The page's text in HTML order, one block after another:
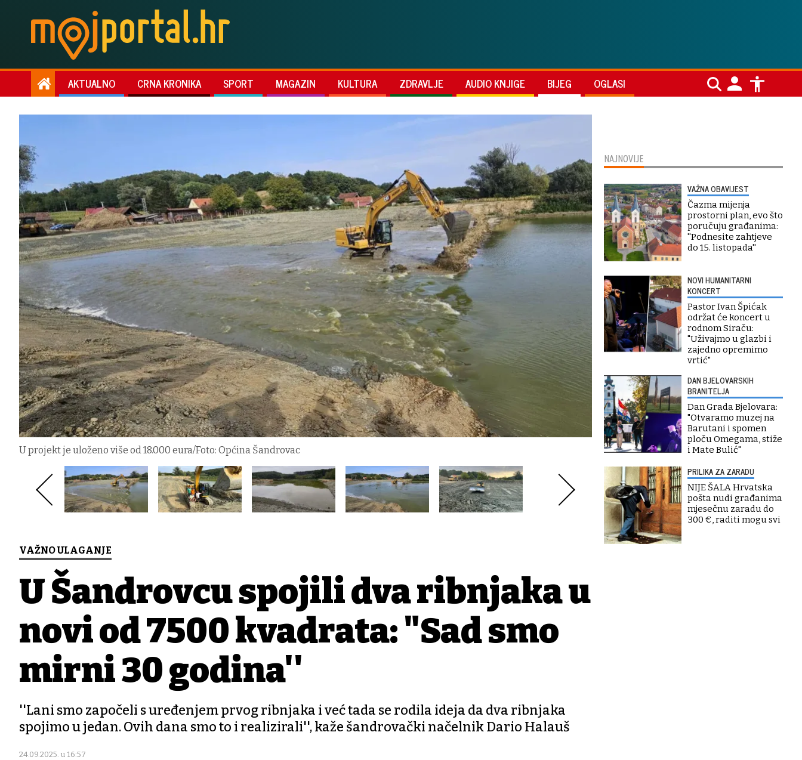
AKTUALNO CRNA KRONIKA SPORT MAGAZIN KULTURA ZDRAVLJE AUDIO KNJIGE BIJEG OGLASI
U projekt je uloženo više od 18.000 eura/Foto: Općina Šandrovac
VAŽNO ULAGANJE
U Šandrovcu spojili dva ribnjaka u
novi od 7500 kvadrata: "Sad smo
mirni 30 godina''
''Lani smo započeli s uređenjem prvog ribnjaka i već tada se rodila ideja da dva ribnjaka
spojimo u jedan. Ovih dana smo to i realizirali'', kaže šandrovački načelnik Dario Halauš
24.09.2025. u 16:57
NAJNOVIJE
VAŽNA OBAVIJEST
Čazma mijenja
prostorni plan, evo što
poručuju građanima:
''Podnesite zahtjeve
do 15. listopada''
NOVI HUMANITARNI
KONCERT
Pastor Ivan Špićak
održat će koncert u
rodnom Siraču:
"Uživajmo u glazbi i
zajedno opremimo
vrtić"
DAN BJELOVARSKIH
BRANITELJA
Dan Grada Bjelovara:
"Otvaramo muzej na
Barutani i spomen
ploču Omegama, stiže
i Mate Bulić"
PRILIKA ZA ZARADU
NIJE ŠALA Hrvatska
pošta nudi građanima
mjesečnu zaradu do
300 €, raditi mogu svi